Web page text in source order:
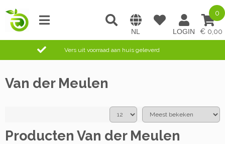
0,00
0
Vers uit voorraad aan huis geleverd
Van der Meulen
Producten Van der Meulen